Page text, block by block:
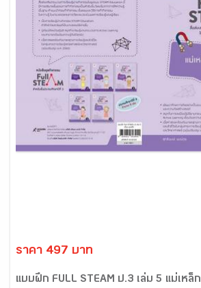
ราคา 497 บาท
แบบฝึก FULL STEAM ป.3 เล่ม 5 แม่เหล็ก